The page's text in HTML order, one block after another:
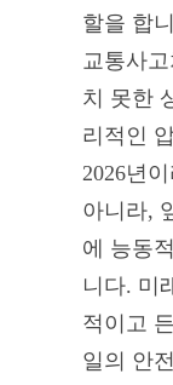
할을 합
교통사
치 못한
리적인
2026년
아니라,
에 능동
니다. 미
적이고
일의 안